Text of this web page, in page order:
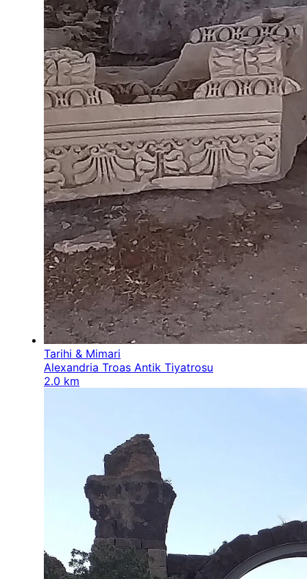
Tarihi & Mimari
Alexandria Troas Antik Tiyatrosu
2.0 km